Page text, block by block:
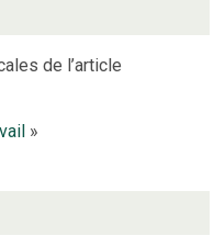
de l’article
»